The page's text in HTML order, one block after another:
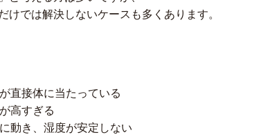
けでは解決しないケースも多くあります。
直接体に当たっている
高すぎる
動き、湿度が安定しない